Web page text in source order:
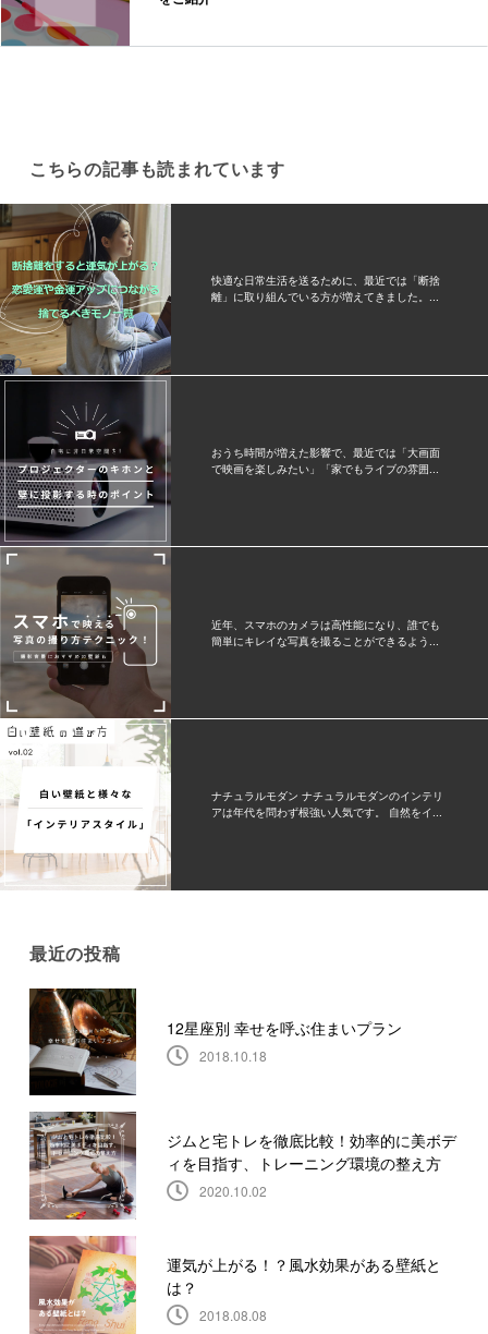
こちらの記事も読まれています
快適な日常生活を送るために、最近では「断捨
離」に取り組んでいる方が増えてきました。...
おうち時間が増えた影響で、最近では「大画面
で映画を楽しみたい」「家でもライブの雰囲...
近年、スマホのカメラは高性能になり、誰でも
簡単にキレイな写真を撮ることができるよう...
ナチュラルモダン ナチュラルモダンのインテリ
アは年代を問わず根強い人気です。 自然をイ...
最近の投稿
12星座別 幸せを呼ぶ住まいプラン
2018.10.18
ジムと宅トレを徹底比較！効率的に美ボデ
ィを目指す、トレーニング環境の整え方
2020.10.02
運気が上がる！？風水効果がある壁紙と
は？
2018.08.08